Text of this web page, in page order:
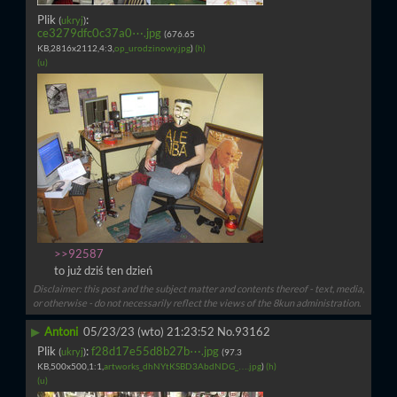
Plik (ukryj):
ce3279dfc0c37a0⋯.jpg (676.65
KB,2816x2112,4:3,op_urodzinowy.jpg)(h)
(u)
>>92587
to już dziś ten dzień
Disclaimer: this post and the subject matter and contents thereof - text, media,
or otherwise - do not necessarily reflect the views of the 8kun administration.
▶ Antoni 05/23/23 (wto) 21:23:52 No.93162
Plik (ukryj):f28d17e55d8b27b⋯.jpg (97.3
KB,500x500,1:1, artworks_dhNYtKSBD3AbdNDG_….jpg)(h)
(u)